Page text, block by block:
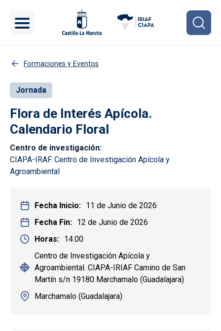
Formaciones y Eventos
Jornada
Flora de Interés Apícola.
Calendario Floral
Centro de investigación
CIAPA-IRAF. Centro de Investigación Apícola y
Agroambiental
Fecha Inicio
11 de Junio de 2026
Fecha Fin
12 de Junio de 2026
Horas
14.00
Centro de Investigación Apícola y
Agroambiental. CIAPA-IRIAF Camino de San
Martín s/n 19180 Marchamalo (Guadalajara)
Marchamalo (Guadalajara)